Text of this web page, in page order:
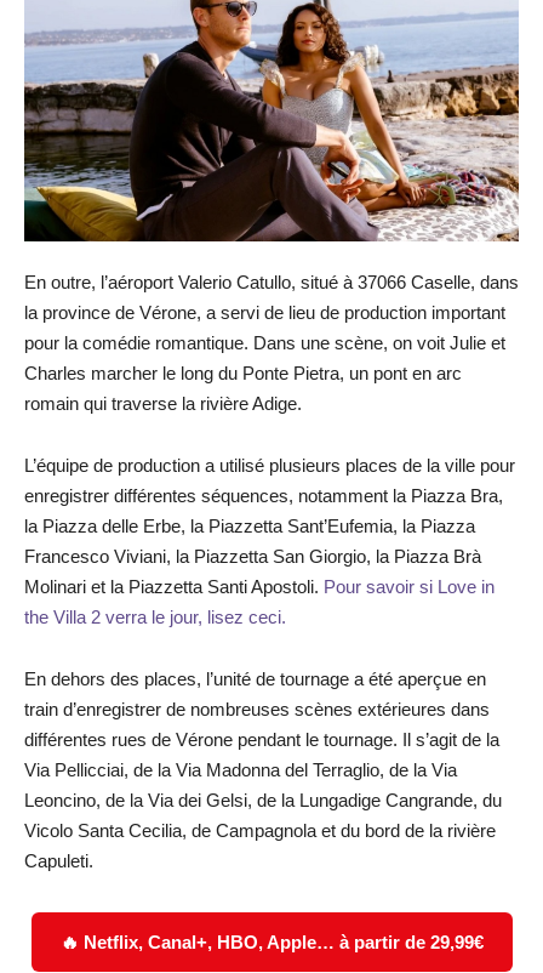
En outre, l’aéroport Valerio Catullo, situé à 37066 Caselle, dans
la province de Vérone, a servi de lieu de production important
pour la comédie romantique. Dans une scène, on voit Julie et
Charles marcher le long du Ponte Pietra, un pont en arc
romain qui traverse la rivière Adige.
L’équipe de production a utilisé plusieurs places de la ville pour
enregistrer différentes séquences, notamment la Piazza Bra,
la Piazza delle Erbe, la Piazzetta Sant’Eufemia, la Piazza
Francesco Viviani, la Piazzetta San Giorgio, la Piazza Brà
Molinari et la Piazzetta Santi Apostoli. Pour savoir si Love in
the Villa 2 verra le jour, lisez ceci.
En dehors des places, l’unité de tournage a été aperçue en
train d’enregistrer de nombreuses scènes extérieures dans
différentes rues de Vérone pendant le tournage. Il s’agit de la
Via Pellicciai, de la Via Madonna del Terraglio, de la Via
Leoncino, de la Via dei Gelsi, de la Lungadige Cangrande, du
Vicolo Santa Cecilia, de Campagnola et du bord de la rivière
Capuleti.
🔥 Netflix, Canal+, HBO, Apple… à partir de 29,99€